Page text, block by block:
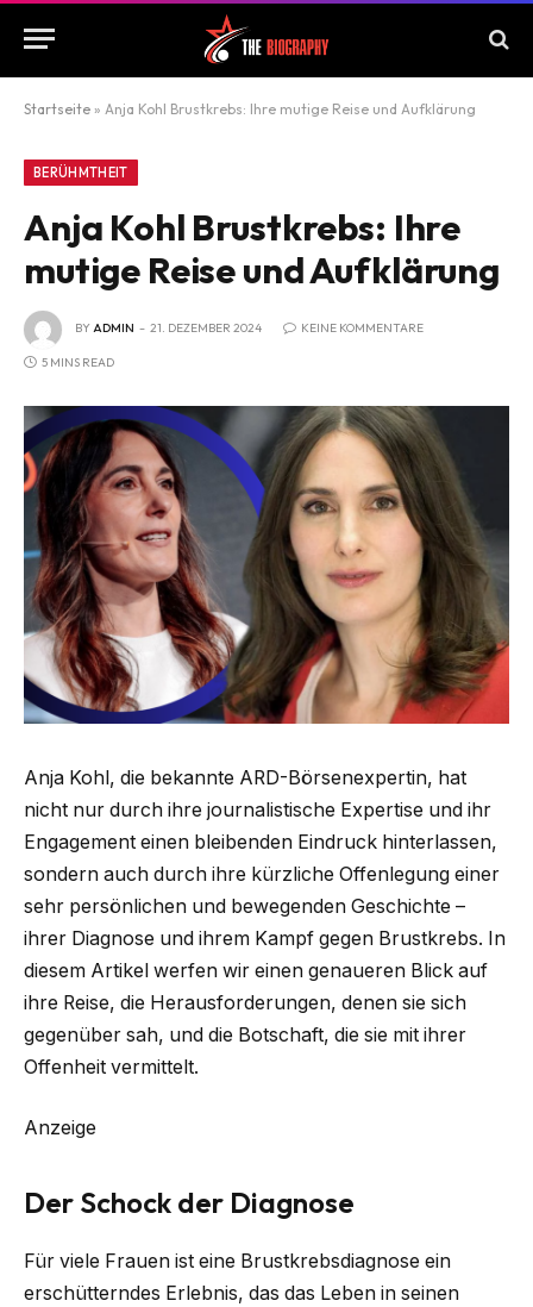
Startseite » Anja Kohl Brustkrebs: Ihre mutige Reise und Aufklärung
BERÜHMTHEIT
Anja Kohl Brustkrebs: Ihre
mutige Reise und Aufklärung
BYADMIN 21. DEZEMBER 2024 KEINE KOMMENTARE
5 MINS READ
Anja Kohl, die bekannte ARD-Börsenexpertin, hat
nicht nur durch ihre journalistische Expertise und ihr
Engagement einen bleibenden Eindruck hinterlassen,
sondern auch durch ihre kürzliche Offenlegung einer
sehr persönlichen und bewegenden Geschichte –
ihrer Diagnose und ihrem Kampf gegen Brustkrebs. In
diesem Artikel werfen wir einen genaueren Blick auf
ihre Reise, die Herausforderungen, denen sie sich
gegenüber sah, und die Botschaft, die sie mit ihrer
Offenheit vermittelt.
Anzeige
Der Schock der Diagnose
Für viele Frauen ist eine Brustkrebsdiagnose ein
erschütterndes Erlebnis, das das Leben in seinen